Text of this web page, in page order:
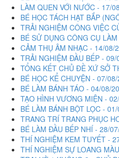
LÀM QUEN VỚI NƯỚC - 17/
BÉ HỌC TÁCH HẠT BẮP
TRẢI NGHIỆM CÔNG VIỆC
BÉ SỬ DỤNG CÔNG CỤ
CẢM THỤ ÂM NHẠC - 14/08/
TRẢI NGHIỆM ĐẦU BẾP - 09/
TỔNG KẾT CHỦ ĐỀ XỨ SỞ
BÉ HỌC KỂ CHUYỆN - 07/
BÉ LÀM BÁNH TÁO - 04/08/
TẠO HÌNH VƯƠNG MIỆN -
BÉ LÀM BÁNH BỘT LỌC -
TRANG TRÍ TRANG PHỤC
BÉ LÀM ĐẦU BẾP NHÍ - 28/
THÍ NGHIỆM KEM TUYẾT -
THÍ NGHIỆM SỰ LOANG